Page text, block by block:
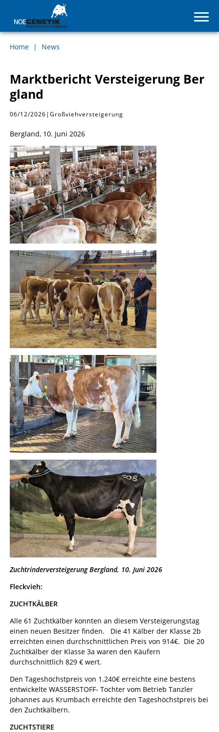
Home News
Marktbericht Versteigerung Ber
gland
06/12/2026| Großviehversteigerung
Bergland, 10. Juni 2026
Zuchtrinderversteigerung Bergland, 10. Juni 2026
Fleckvieh:
ZUCHTKÄLBER
Alle 61 Zuchtkälber konnten an diesem Versteigerungstag
einen neuen Besitzer finden. Die 41 Kälber der Klasse 2b
erreichten einen durchschnittlichen Preis von 914€. Die 20
Zuchtkälber der Klasse 3a waren den Käufern
durchschnittlich 829 € wert.
Den Tageshöchstpreis von 1.240€ erreichte eine bestens
entwickelte WASSERSTOFF- Tochter vom Betrieb Tanzler
Johannes aus Krumbach erreichte den Tageshöchstpreis bei
den Zuchtkälbern.
ZUCHTSTIERE